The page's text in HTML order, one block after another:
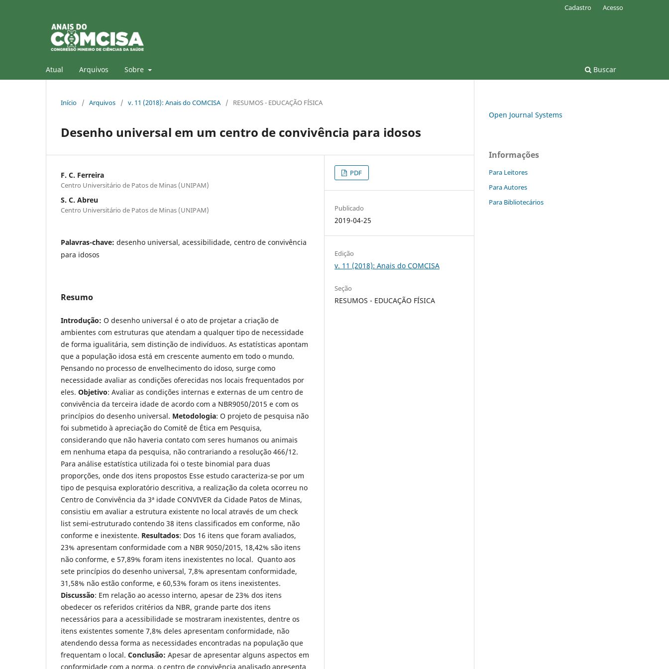
Atual Arquivos Sobre Buscar
Cadastro Acesso
Início / Arquivos / v. 11 (2018): Anais do COMCISA / RESUMOS - EDUCAÇÃO FÍSICA
Desenho universal em um centro de convivência para idosos
F. C. Ferreira
Centro Universitário de Patos de Minas (UNIPAM)
S. C. Abreu
Centro Universitário de Patos de Minas (UNIPAM)
Palavras-chave: desenho universal, acessibilidade, centro de convivência
para idosos
Resumo
Introdução: O desenho universal é o ato de projetar a criação de
ambientes com estruturas que atendam a qualquer tipo de necessidade
de forma igualitária, sem distinção de indivíduos. As estatísticas apontam
que a população idosa está em crescente aumento em todo o mundo.
Pensando no processo de envelhecimento do idoso, surge como
necessidade avaliar as condições oferecidas nos locais frequentados por
eles. Objetivo: Avaliar as condições internas e externas de um centro de
convivência da terceira idade de acordo com a NBR9050/2015 e com os
princípios do desenho universal. Metodologia: O projeto de pesquisa não
foi submetido à apreciação do Comitê de Ética em Pesquisa,
considerando que não haveria contato com seres humanos ou animais
em nenhuma etapa da pesquisa, não contrariando a resolução 466/12.
Para análise estatística utilizada foi o teste binomial para duas
proporções, onde dos itens propostos Esse estudo caracteriza-se por um
tipo de pesquisa exploratório descritiva, a realização da coleta ocorreu no
Centro de Convivência da 3ª idade CONVIVER da Cidade Patos de Minas,
consistiu em avaliar a estrutura existente no local através de um check
list semi-estruturado contendo 38 itens classificados em conforme, não
conforme e inexistente. Resultados: Dos 16 itens que foram avaliados,
23% apresentam conformidade com a NBR 9050/2015, 18,42% são itens
não conforme, e 57,89% foram itens inexistentes no local. Quanto aos
sete princípios do desenho universal, 7,8% apresentam conformidade,
31,58% não estão conforme, e 60,53% foram os itens inexistentes.
Discussão: Em relação ao acesso interno, apesar de 23% dos itens
obedecer os referidos critérios da NBR, grande parte dos itens
necessários para a acessibilidade se mostraram inexistentes, dentre os
itens existentes somente 7,8% deles apresentam conformidade, não
atendendo dessa forma as necessidades encontradas na população que
frequentam o local. Conclusão: Apesar de apresentar alguns aspectos em
conformidade com a norma, o centro de convivência analisado apresenta
PDF
Publicado
2019-04-25
Edição
v. 11 (2018): Anais do COMCISA
Seção
RESUMOS - EDUCAÇÃO FÍSICA
Open Journal Systems
Informações
Para Leitores
Para Autores
Para Bibliotecários